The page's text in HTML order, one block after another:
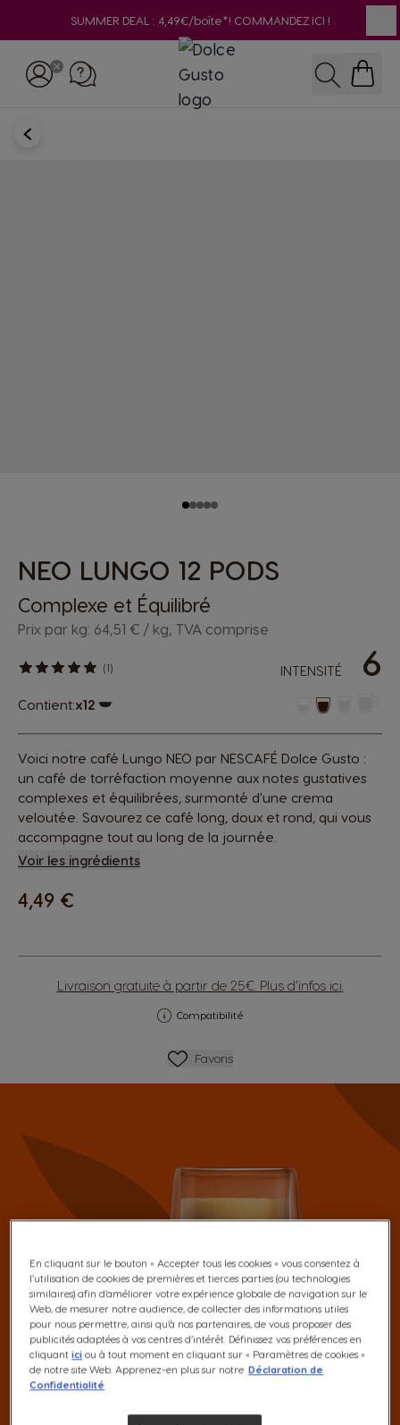
SUMMER DEAL : 4,49€/boîte*! COMMANDEZ ICI !
Rechercher
RETOUR
NEO LUNGO 12 PODS
Complexe et Équilibré
Prix par kg: 64,51 € / kg, TVA comprise
INTENSITÉ 6
(1)
Contient:x12
Voici notre café Lungo NEO par NESCAFÉ Dolce Gusto :
un café de torréfaction moyenne aux notes gustatives
complexes et équilibrées, surmonté d'une crema
veloutée. Savourez ce café long, doux et rond, qui vous
accompagne tout au long de la journée.
Voir les ingrédients
4,49 €
Compatibilité
Livraison gratuite à partir de 25€. Plus d’infos ici
Ajouter Aux Favoris
Favoris
Un Lungo complexe,
En cliquant sur le bouton « Accepter tous les cookies » vous consentez à
l’utilisation de cookies de premières et tierces parties (ou technologies
similaires) afin d’améliorer votre expérience globale de navigation sur le
Web, de mesurer notre audience, de collecter des informations utiles
pour nous permettre, ainsi qu’à nos partenaires, de vous proposer des
publicités adaptées à vos centres d’intérêt. Définissez vos préférences en
cliquantici ou à tout moment en cliquant sur « Paramètres de cookies »
de notre site Web. Apprenez-en plus sur notre Déclaration de
Confidentialité